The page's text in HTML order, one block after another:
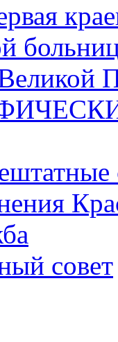
совет